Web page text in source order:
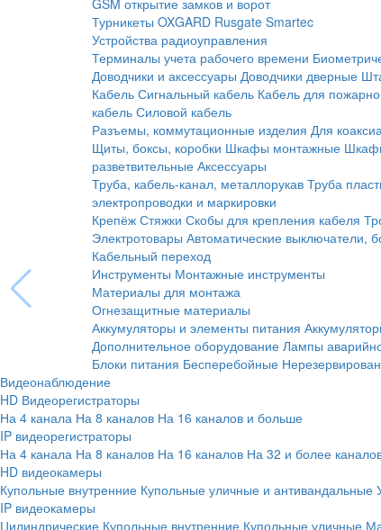
GSM открытие замков и ворот
Турникеты OXGARD Rusgate Smartec
Устройства радиоуправления
Терминалы учета рабочего времени
Доводчики и аксессуары Доводчики дверные
Кабель Сигнальный кабель Кабель для
кабель Силовой кабель
Разъемы, коммутационные изделия Для
Щиты, боксы, коробки Шкафы монтажные
разветвительные Аксессуары
Труба, кабель-канал, металлорукав Труба
электропроводки и маркировки
Крепёж Стяжки Скобы для крепления кабеля
Электротовары Автоматические выключатели,
Кабельный переход
Инструменты Монтажные инструменты
Материалы для монтажа
Огнезащитные материалы
Аккумуляторы и элементы питания
Дополнительное оборудование Лампы
Блоки питания Бесперебойные
Видеонаблюдение
HD Видеорегистраторы
На 4 канала На 8 каналов На 16 каналов и больше
IP видеорегистраторы
На 4 канала На 8 каналов На 16 каналов На 32 и более
HD видеокамеры
Купольные внутренние Купольные уличные и антивандальные
IP видеокамеры
Цилиндрические Купольные внутренние Купольные уличные